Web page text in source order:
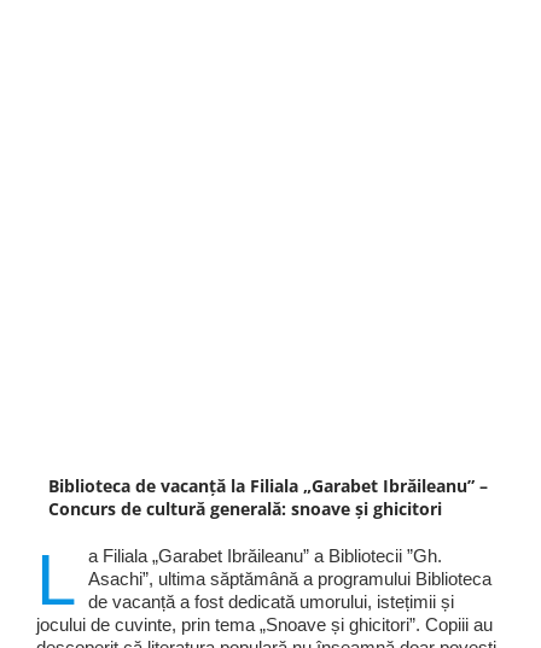
Biblioteca de vacanță la Filiala „Garabet Ibrăileanu” –
Concurs de cultură generală: snoave și ghicitori
L
a Filiala „Garabet Ibrăileanu” a Bibliotecii ”Gh.
Asachi”, ultima săptămână a programului Biblioteca
de vacanță a fost dedicată umorului, istețimii și
jocului de cuvinte, prin tema „Snoave și ghicitori”. Copiii au